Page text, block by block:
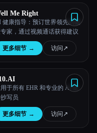
Me Right
健康指导：预订世界领先的健
家，通过视频通话获得建议
更多细节 → 访问 ↗︎
于所有 EHR 和专业的 AI 医
写员
更多细节 → 访问 ↗︎